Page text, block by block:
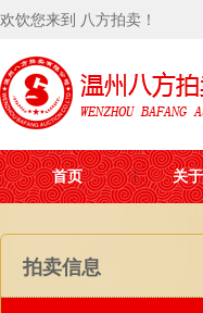
欢饮您来到 八方拍卖！
首页 关
拍卖信息